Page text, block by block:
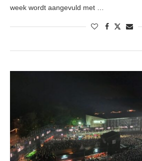
week wordt aangevuld met …